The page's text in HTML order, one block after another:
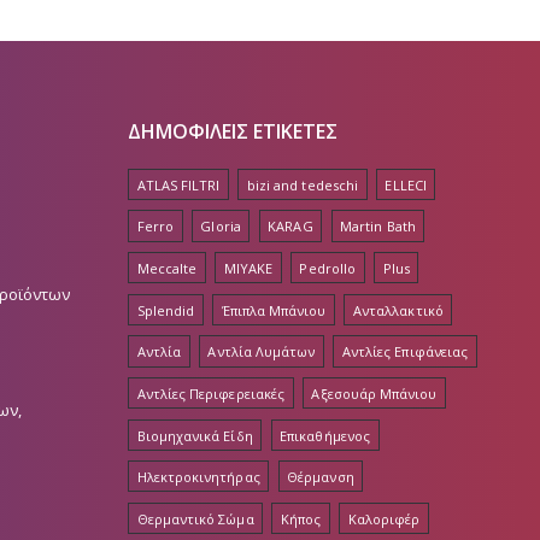
ΔΗΜΟΦΙΛΕΙΣ ΕΤΙΚΕΤΕΣ
ATLAS FILTRI bizi and tedeschi ELLECI
Ferro Gloria KARAG Martin Bath
Meccalte MIYAKE Pedrollo Plus
Splendid Έπιπλα Μπάνιου Ανταλλακτικό
Αντλία Αντλία Λυμάτων Αντλίες Επιφάνειας
Αντλίες Περιφερειακές Αξεσουάρ Μπάνιου
Βιομηχανικά Είδη Επικαθήμενος
Ηλεκτροκινητήρας Θέρμανση
Θερμαντικό Σώμα Κήπος Καλοριφέρ